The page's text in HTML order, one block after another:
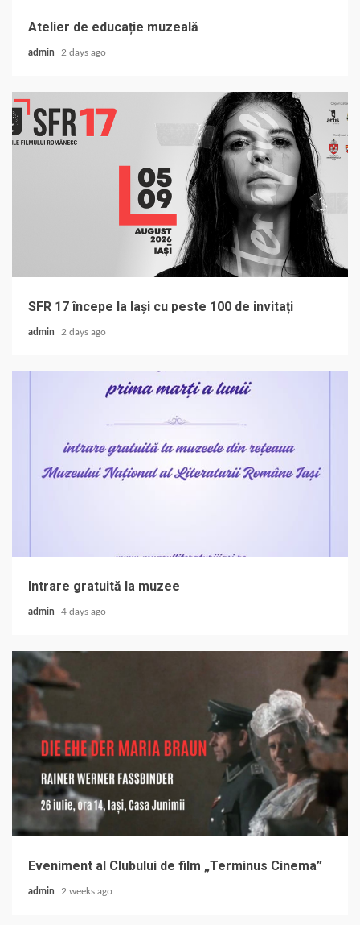
Atelier de educație muzeală
admin 2 days ago
SFR 17 începe la Iași cu peste 100 de invitați
admin 2 days ago
Intrare gratuită la muzee
admin 4 days ago
Eveniment al Clubului de film „Terminus Cinema”
admin 2 weeks ago